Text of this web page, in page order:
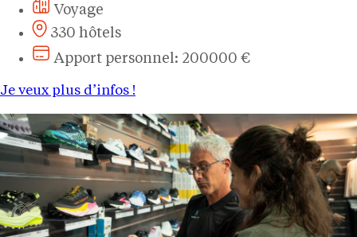
Voyage
330 hôtels
Apport personnel: 200000 €
Je veux plus d’infos !